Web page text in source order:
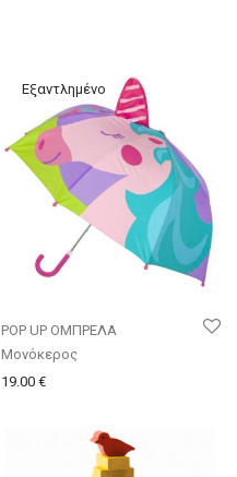
POP UP ΟΜΠΡΕΛΑ
Μονόκερος
19.00 €